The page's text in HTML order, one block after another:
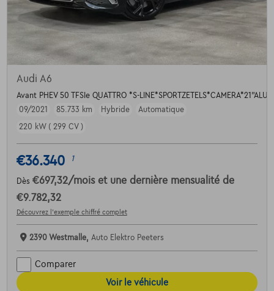
Audi A6
Avant PHEV 50 TFSIe QUATTRO *S-
09/2021
85.733 km Hybride
Automatique
220 kW ( 299 CV )
€36.340 1
Dès €697,32/mois et une dernière mensualité de
€9.782,32
Découvrez l’exemple chiffré complet
2390 Westmalle, Auto Elektro Peeters
Comparer
Voir le véhicule